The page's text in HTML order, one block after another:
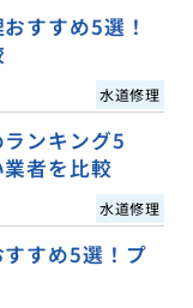
すすめ5選！
水道修理
ンキング5
者を比較
水道修理
すめ5選！プ